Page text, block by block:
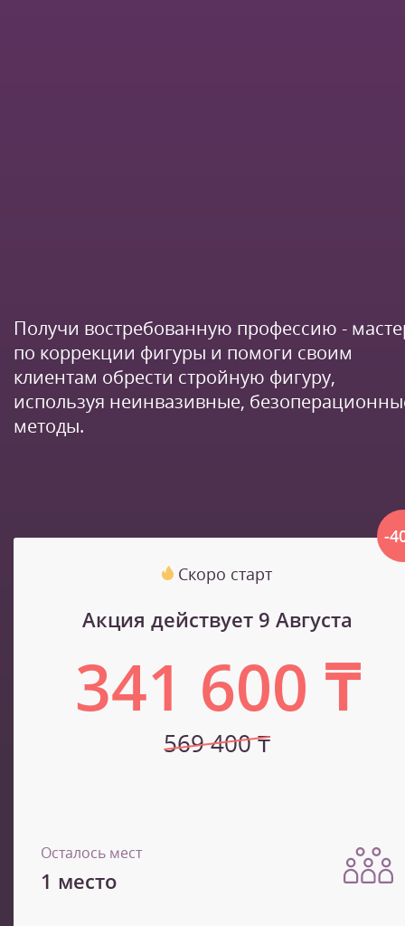
Получи востребованную профессию -
по коррекции фигуры и помоги своим
клиентам обрести стройную фигуру,
используя неинвазивные,
методы.
-
Скоро старт
Акция действует 9 Августа
341 600 ₸
569 400 ₸
Осталось мест
1 место